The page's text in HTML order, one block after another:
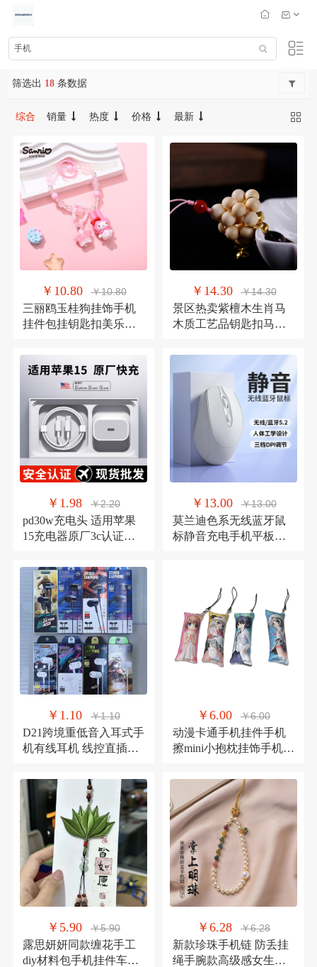
筛选出 18 条数据
综合 销量 热度 价格 最新
￥10.80 ￥10.80
三丽鸥玉桂狗挂饰手机
挂件包挂钥匙扣美乐蒂
￥14.30 ￥14.30
景区热卖紫檀木生肖马
木质工艺品钥匙扣马年
￥1.98 ￥2.20
pd30w充电头 适用苹果
15充电器原厂3c认证快
￥13.00 ￥13.00
莫兰迪色系无线蓝牙鼠
标静音充电手机平板笔
￥1.10 ￥1.10
D21跨境重低音入耳式手
机有线耳机 线控直插带
￥6.00 ￥6.00
动漫卡通手机挂件手机
擦mini小抱枕挂饰手机链
￥5.90 ￥5.90
露思妍妍同款缠花手工
diy材料包手机挂件车挂
￥6.28 ￥6.28
新款珍珠手机链 防丢挂
绳手腕款高级感女生手